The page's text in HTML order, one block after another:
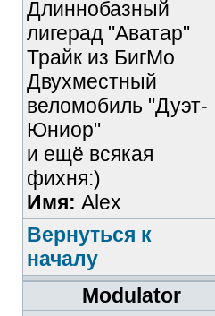
Длиннобазный
лигерад "Аватар"
Трайк из БигМо
Двухместный
веломобиль "Дуэт-
Юниор"
и ещё всякая
фихня:)
Имя: Alex
Вернуться к
началу
Modulator